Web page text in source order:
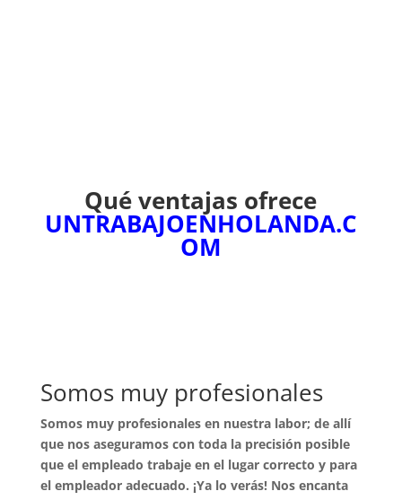
Qué ventajas ofrece
UNTRABAJOENHOLANDA.C
OM
Somos muy profesionales
Somos muy profesionales en nuestra labor; de allí
que nos aseguramos con toda la precisión posible
que el empleado trabaje en el lugar correcto y para
el empleador adecuado. ¡Ya lo verás! Nos encanta